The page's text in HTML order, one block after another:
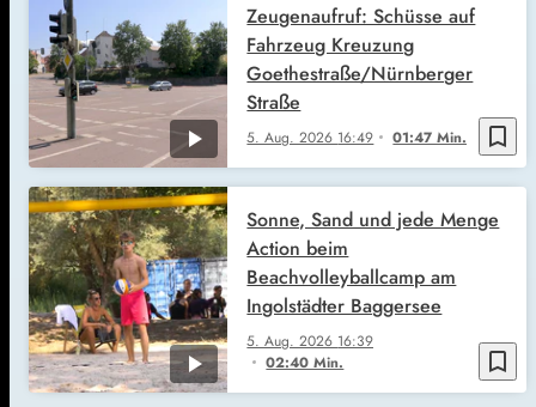
bookmark_border
5. Aug. 2026 16:49 01:47 Min.
Zeugenaufruf: Schüsse auf
Fahrzeug Kreuzung
Goethestraße/Nürnberger
Straße
bookmark_border
5. Aug. 2026 16:39
02:40 Min.
Sonne, Sand und jede Menge
Action beim
Beachvolleyballcamp am
Ingolstädter Baggersee